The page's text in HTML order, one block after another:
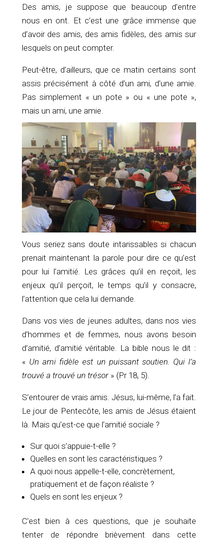
Des amis, je suppose que beaucoup d’entre
nous en ont. Et c’est une grâce immense que
d’avoir des amis, des amis fidèles, des amis sur
lesquels on peut compter.
Peut-être, d’ailleurs, que ce matin certains sont
assis précisément à côté d’un ami, d’une amie.
Pas simplement « un pote » ou « une pote »,
mais un ami, une amie.
Vous seriez sans doute intarissables si chacun
prenait maintenant la parole pour dire ce qu’est
pour lui l’amitié. Les grâces qu’il en reçoit, les
enjeux qu’il perçoit, le temps qu’il y consacre,
l’attention que cela lui demande.
Dans vos vies de jeunes adultes, dans nos vies
d’hommes et de femmes, nous avons besoin
d’amitié, d’amitié véritable. La bible nous le dit :
« Un ami fidèle est un puissant soutien. Qui l’a
trouvé a trouvé un trésor» (Pr 18, 5).
S’entourer de vrais amis. Jésus, lui-même, l’a fait.
Le jour de Pentecôte, les amis de Jésus étaient
là. Mais qu’est-ce que l’amitié sociale ?
Sur quoi s’appuie-t-elle ?
Quelles en sont les caractéristiques ?
A quoi nous appelle-t-elle, concrètement,
pratiquement et de façon réaliste ?
Quels en sont les enjeux ?
C’est bien à ces questions, que je souhaite
tenter de répondre brièvement dans cette